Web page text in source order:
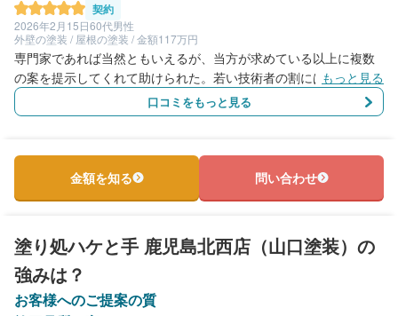
契約
2026年2月15日60代男性
外壁の塗装 / 屋根の塗装 / 金額117万円
専門家であれば当然ともいえるが、当方が求めている以上に複数
の案を提示してくれて助けられた。若い技術者の割には、知見が
豊富で、かつ、善良さが感じられた。 進捗状況については、都
度、ラインメールにて写真と共に報告していただいた。
もっと見る
口コミをもっと見る
金額を知る 問い合わせ
塗り処ハケと手 鹿児島北西店（山口塗装）の
強みは？
お客様へのご提案の質